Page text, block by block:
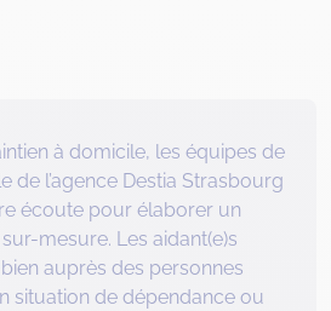
à domicile, les équipes de
de l’agence Destia Strasbourg
écoute pour élaborer un
mesure. Les aidant(e)s
auprès des personnes
situation de dépendance ou